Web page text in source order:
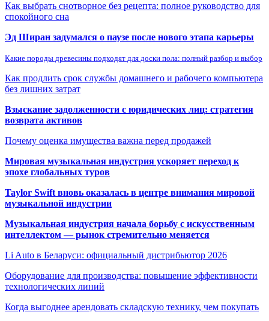
Как выбрать снотворное без рецепта: полное руководство для
спокойного сна
Эд Ширан задумался о паузе после нового этапа карьеры
Какие породы древесины подходят для доски пола: полный разбор и выбор
Как продлить срок службы домашнего и рабочего компьютера
без лишних затрат
Взыскание задолженности с юридических лиц: стратегия
возврата активов
Почему оценка имущества важна перед продажей
Мировая музыкальная индустрия ускоряет переход к
эпохе глобальных туров
Taylor Swift вновь оказалась в центре внимания мировой
музыкальной индустрии
Музыкальная индустрия начала борьбу с искусственным
интеллектом — рынок стремительно меняется
Li Auto в Беларуси: официальный дистрибьютор 2026
Оборудование для производства: повышение эффективности
технологических линий
Когда выгоднее арендовать складскую технику, чем покупать